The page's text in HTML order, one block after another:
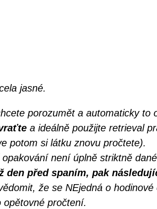
jasné.
porozumět a automaticky to
a ideálně použijte retrieval
potom si látku znovu pročtete).
není úplně striktně
den před spaním, pak
že se NEjedná o
pročtení.